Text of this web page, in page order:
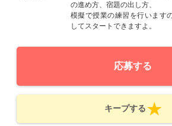
の進め方、宿題の出し方、
模擬で授業の練習を行います
してスタートできますよ。
応募する
キープする